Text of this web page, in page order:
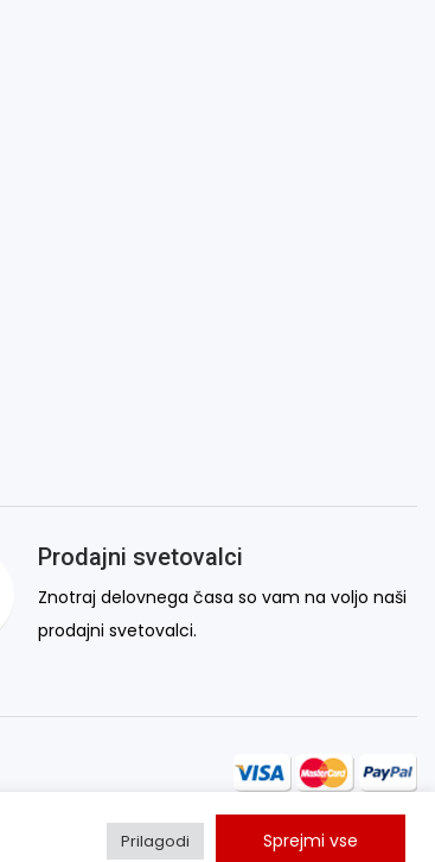
Prodajni svetovalci
Znotraj delovnega časa so vam na voljo naši
prodajni svetovalci.
Prilagodi Sprejmi vse